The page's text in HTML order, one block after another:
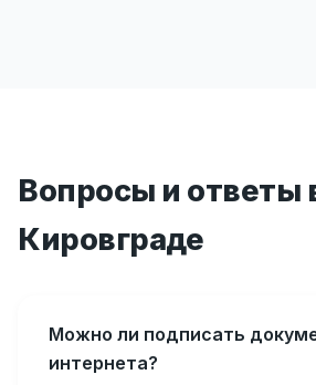
Вопросы и ответы
Кировграде
Можно ли подписать
интернета?